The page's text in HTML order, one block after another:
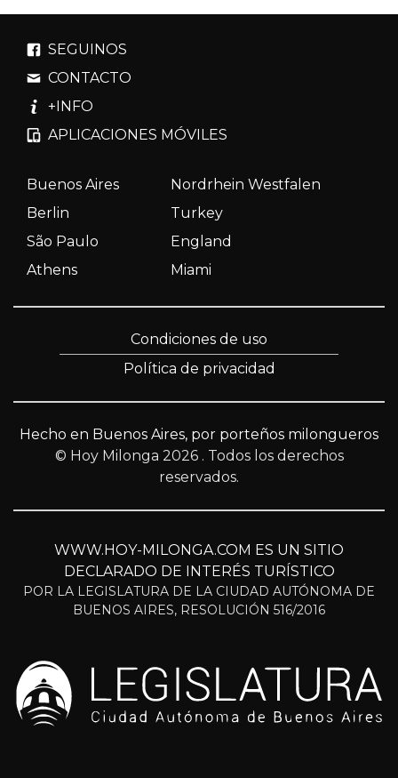
SEGUINOS
CONTACTO
+INFO
APLICACIONES MÓVILES
Buenos Aires
Nordrhein Westfalen
Berlin
Turkey
São Paulo
England
Athens
Miami
Condiciones de uso
Política de privacidad
Hecho en Buenos Aires, por porteños milongueros
© Hoy Milonga 2026 . Todos los derechos
reservados.
WWW.HOY-MILONGA.COM ES UN SITIO
DECLARADO DE INTERÉS TURÍSTICO
POR LA LEGISLATURA DE LA CIUDAD AUTÓNOMA DE
BUENOS AIRES, RESOLUCIÓN 516/2016